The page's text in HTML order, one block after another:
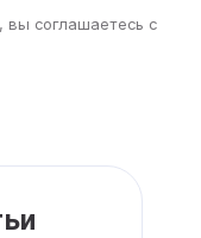
вы соглашаетесь с